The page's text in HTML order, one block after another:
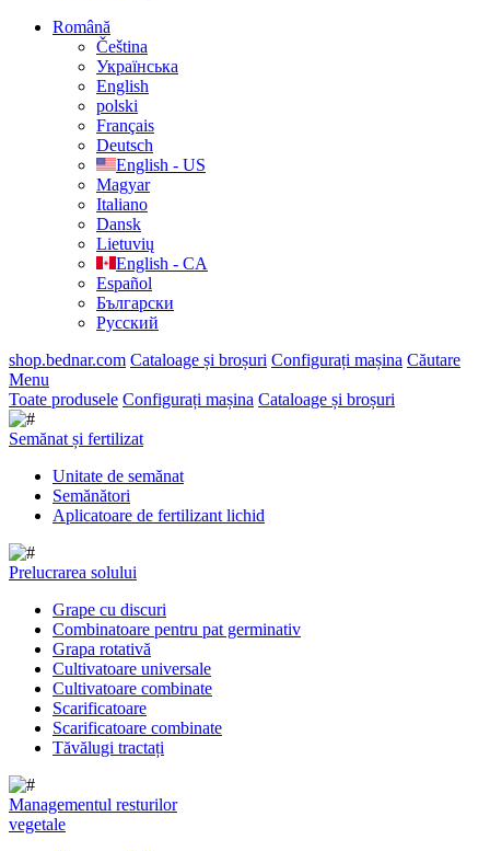
Română
Čeština
Українська
English
polski
Français
Deutsch
English - US
Magyar
Italiano
Dansk
Lietuvių
English - CA
Español
Български
Русский
shop.bednar.com Cataloage și broșuri Configurați mașina Căutare
Menu
Toate produsele Configurați mașina Cataloage și broșuri
Semănat și fertilizat
Unitate de semănat
Semănători
Aplicatoare de fertilizant lichid
Prelucrarea solului
Grape cu discuri
Combinatoare pentru pat germinativ
Grapa rotativă
Cultivatoare universale
Cultivatoare combinate
Scarificatoare
Scarificatoare combinate
Tăvălugi tractați
Managementul resturilor
vegetale